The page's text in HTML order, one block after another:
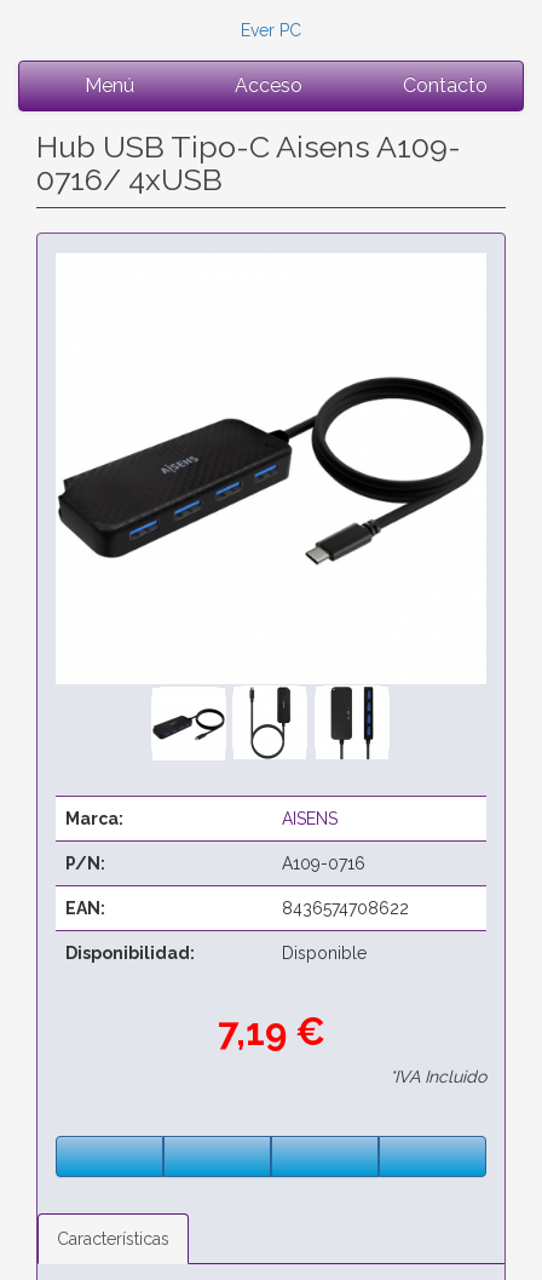
Ever PC
Menú Acceso Contacto
Hub USB Tipo-C Aisens A109-
0716/ 4xUSB
Marca: AISENS
P/N: A109-0716
EAN: 8436574708622
Disponibilidad: Disponible
7,19 €
*IVA Incluido
Características